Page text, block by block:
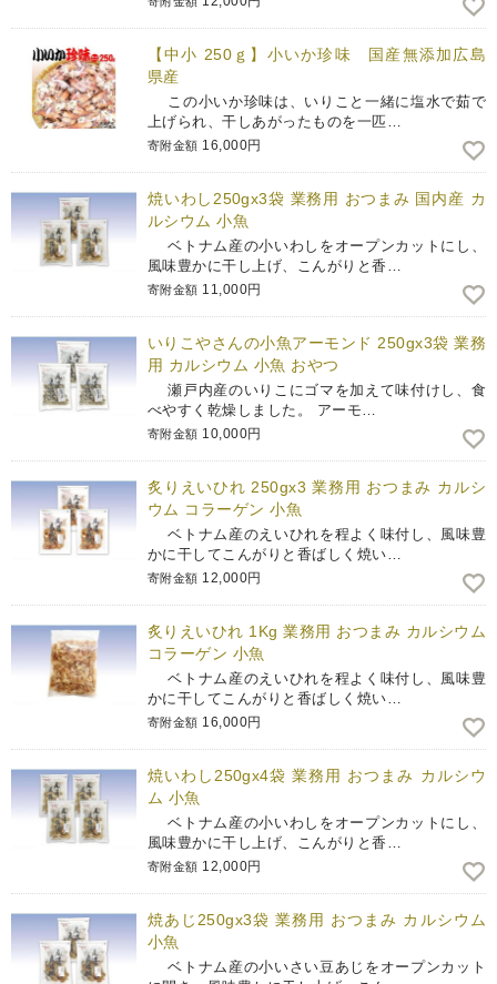
【中小 250ｇ】小いか珍味 国産無添加広島
県産
この小いか珍味は、いりこと一緒に塩水で茹で
上げられ、干しあがったものを一匹…
寄附金額 16,000円
焼いわし250gx3袋 業務用 おつまみ 国内産 カ
ルシウム 小魚
ベトナム産の小いわしをオープンカットにし、
風味豊かに干し上げ、こんがりと香…
寄附金額 11,000円
いりこやさんの小魚アーモンド 250gx3袋 業務
用 カルシウム 小魚 おやつ
瀬戸内産のいりこにゴマを加えて味付けし、食
べやすく乾燥しました。 アーモ…
寄附金額 10,000円
炙りえいひれ 250gx3 業務用 おつまみ カルシ
ウム コラーゲン 小魚
ベトナム産のえいひれを程よく味付し、風味豊
かに干してこんがりと香ばしく焼い…
寄附金額 12,000円
炙りえいひれ 1Kg 業務用 おつまみ カルシウム
コラーゲン 小魚
ベトナム産のえいひれを程よく味付し、風味豊
かに干してこんがりと香ばしく焼い…
寄附金額 16,000円
焼いわし250gx4袋 業務用 おつまみ カルシウ
ム 小魚
ベトナム産の小いわしをオープンカットにし、
風味豊かに干し上げ、こんがりと香…
寄附金額 12,000円
焼あじ250gx3袋 業務用 おつまみ カルシウム
小魚
ベトナム産の小いさい豆あじをオープンカット